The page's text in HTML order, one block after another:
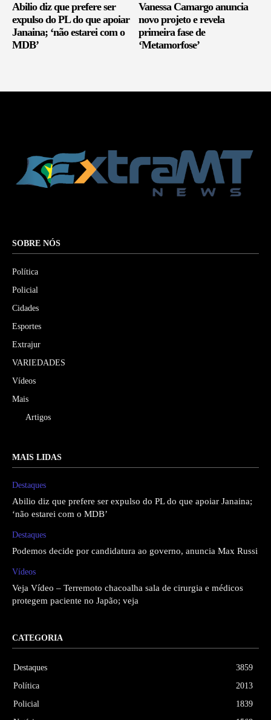
Abilio diz que prefere ser
expulso do PL do que apoiar
Janaina; ‘não estarei com o
MDB’
Vanessa Camargo anuncia
novo projeto e revela
primeira fase de
‘Metamorfose’
SOBRE NÓS
Política
Policial
Cidades
Esportes
Extrajur
VARIEDADES
Vídeos
Mais
Artigos
MAIS LIDAS
Destaques
Abilio diz que prefere ser expulso do PL do que apoiar Janaina;
‘não estarei com o MDB’
Destaques
Podemos decide por candidatura ao governo, anuncia Max Russi
Vídeos
Veja Vídeo – Terremoto chacoalha sala de cirurgia e médicos
protegem paciente no Japão; veja
CATEGORIA
Destaques
3859
Política
2013
Policial
1839